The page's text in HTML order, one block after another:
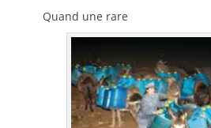
Quand une rare